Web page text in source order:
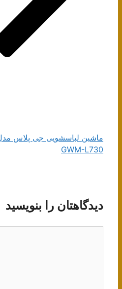
ماشین لباسشویی جی پلاس مدل
GWM-L730
دیدگاهتان را بنویسید